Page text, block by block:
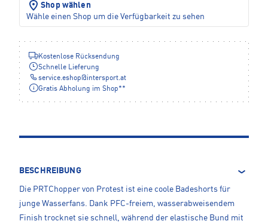
Shop wählen
Wähle einen Shop um die Verfügbarkeit zu sehen
Kostenlose Rücksendung
Schnelle Lieferung
service.eshop@ intersport.at
Gratis Abholung im Shop**
BESCHREIBUNG
Die PRTChopper von Protest ist eine coole Badeshorts für
junge Wasserfans. Dank PFC-freiem, wasserabweisendem
Finish trocknet sie schnell, während der elastische Bund mit